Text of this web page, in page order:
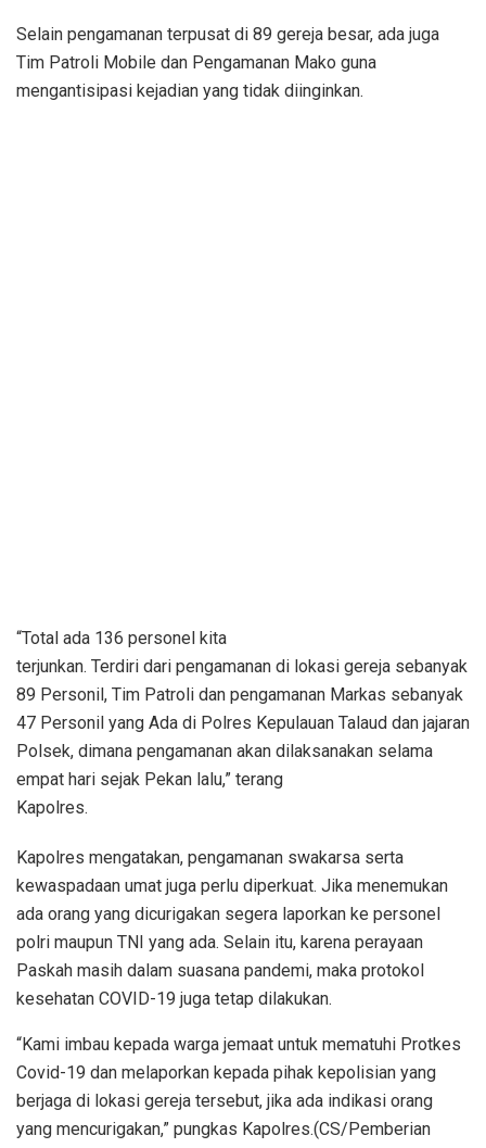
Selain pengamanan terpusat di 89 gereja besar, ada juga
Tim Patroli Mobile dan Pengamanan Mako guna
mengantisipasi kejadian yang tidak diinginkan.
“Total ada 136 personel kita
terjunkan. Terdiri dari pengamanan di lokasi gereja sebanyak
89 Personil, Tim Patroli dan pengamanan Markas sebanyak
47 Personil yang Ada di Polres Kepulauan Talaud dan jajaran
Polsek, dimana pengamanan akan dilaksanakan selama
empat hari sejak Pekan lalu,” terang
Kapolres.
Kapolres mengatakan, pengamanan swakarsa serta
kewaspadaan umat juga perlu diperkuat. Jika menemukan
ada orang yang dicurigakan segera laporkan ke personel
polri maupun TNI yang ada. Selain itu, karena perayaan
Paskah masih dalam suasana pandemi, maka protokol
kesehatan COVID-19 juga tetap dilakukan.
“Kami imbau kepada warga jemaat untuk mematuhi Protkes
Covid-19 dan melaporkan kepada pihak kepolisian yang
berjaga di lokasi gereja tersebut, jika ada indikasi orang
yang mencurigakan,” pungkas Kapolres.(CS/Pemberian